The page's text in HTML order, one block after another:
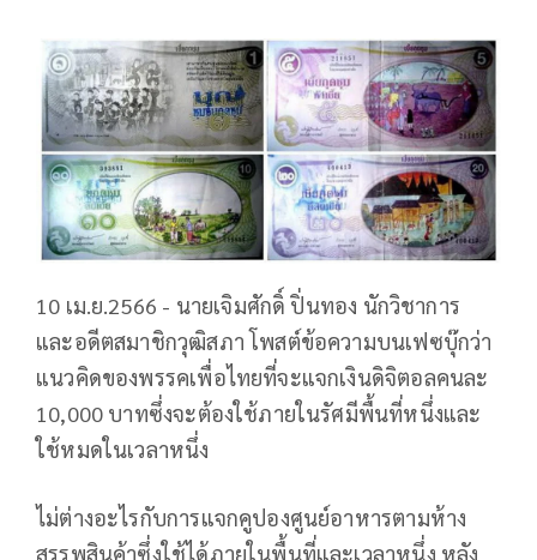
10 เม.ย.2566 - นายเจิมศักดิ์ ปิ่นทอง นักวิชาการ
และอดีตสมาชิกวุฒิสภา โพสต์ข้อความบนเฟซบุ๊กว่า
แนวคิดของพรรคเพื่อไทยที่จะแจกเงินดิจิตอลคนละ
10,000 บาทซึ่งจะต้องใช้ภายในรัศมีพื้นที่หนึ่งและ
ใช้หมดในเวลาหนึ่ง
ไม่ต่างอะไรกับการแจกคูปองศูนย์อาหารตามห้าง
สรรพสินค้าซึ่งใช้ได้ภายในพื้นที่และเวลาหนึ่ง หลัง